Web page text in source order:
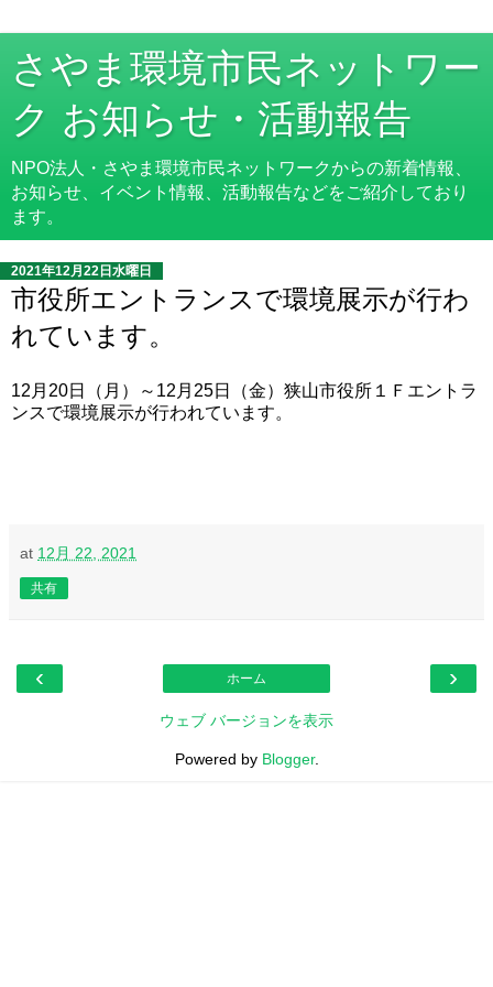
さやま環境市民ネットワー
ク お知らせ・活動報告
NPO法人・さやま環境市民ネットワークからの新着情報、
お知らせ、イベント情報、活動報告などをご紹介しており
ます。
2021年12月22日水曜日
市役所エントランスで環境展示が行わ
れています。
12月20日（月）～12月25日（金）狭山市役所１Ｆエントラ
ンスで環境展示が行われています。
at 12月 22, 2021
共有
‹ ›
ホーム
ウェブ バージョンを表示
Powered by Blogger.